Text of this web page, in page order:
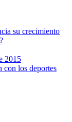
su crecimiento
2015
con los deportes